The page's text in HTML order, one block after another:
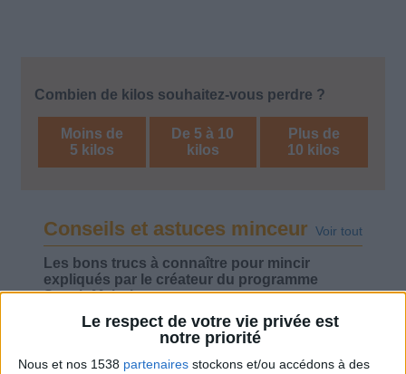
Le respect de votre vie privée est
notre priorité
Nous et nos 1538 partenaires stockons et/ou accédons à des
Combien de kilos souhaitez-vous perdre ?
Moins de
5 kilos
De 5 à 10
kilos
Plus de
10 kilos
Conseils et astuces minceur Voir tout
Les bons trucs à connaître pour mincir
expliqués par le créateur du programme
Savoir Maigrir.